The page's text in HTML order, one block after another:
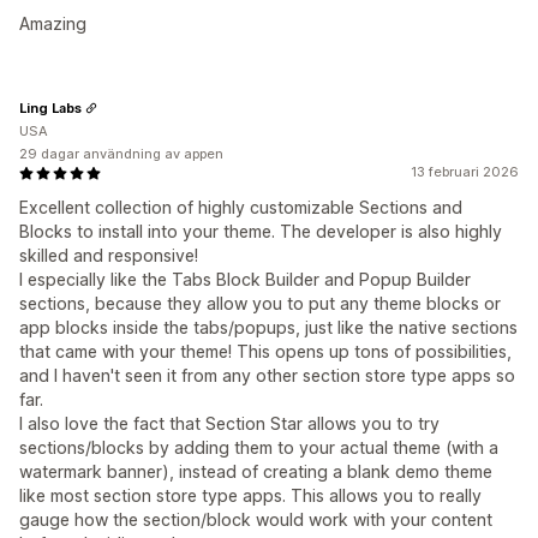
Amazing
13 februari 2026
Excellent collection of highly customizable Sections and
Blocks to install into your theme. The developer is also highly
skilled and responsive!
I especially like the Tabs Block Builder and Popup Builder
sections, because they allow you to put any theme blocks or
app blocks inside the tabs/popups, just like the native sections
that came with your theme! This opens up tons of possibilities,
and I haven't seen it from any other section store type apps so
far.
I also love the fact that Section Star allows you to try
sections/blocks by adding them to your actual theme (with a
watermark banner), instead of creating a blank demo theme
like most section store type apps. This allows you to really
gauge how the section/block would work with your content
Ling Labs
USA
29 dagar användning av appen